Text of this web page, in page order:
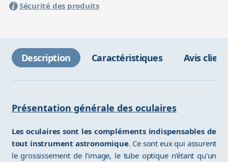
Sécurité des produits
Description Caractéristiques Avis
Présentation générale des oculaires
Les oculaires sont les compléments indispensables de
tout instrument astronomique. Ce sont eux qui assurent
le grossissement de l'image, le tube optique n'étant qu'un